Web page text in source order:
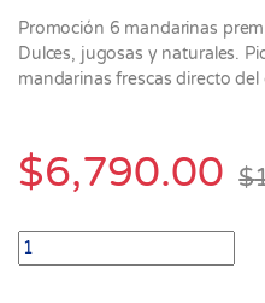
Promoción 6 mandarinas
Dulces, jugosas y naturales.
mandarinas frescas directo del
$6,790.00 $
Mandarina 6 unidades quantity